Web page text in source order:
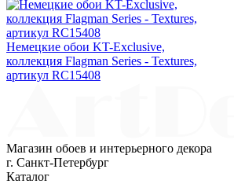
Немецкие обои KT-Exclusive,
коллекция Flagman Series - Textures,
артикул RC15408
Магазин обоев и интерьерного декора
г. Санкт-Петербург
Каталог